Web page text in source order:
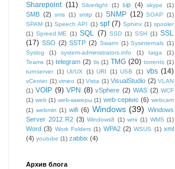
Sharepoint (11) Silverlight (1) sip (4) skype (1)
SMB (2) sms (1) smtp (1) SNMP (12) SOAP
(1)
SPAM (1) Speech API (1) spf (7) Sphinx (1) spooler
(1) Spreed.ME (1) SQL (7) SSD (1) SSH (1) SSL
(17) SSO (2) SSTP (2) Swarm (1) Sysinternals (1)
Syslog
(1) system-administrators.info (1) taiga
(1)
Teams (1) telegram (2) tls (1) TMG (20) torrents (1)
turnserver (1) UI/UX (1) URI (1) USB (1) vbs (14)
vCenter (1) vimeo (1) Vista (1) VisualStudio (2) VLAN
(1) VOIP (9) VPN (8) vSphere (2) WAS (2) WCF
(1) web (1) web-камеры (1) web-сервис (6) webcam
(1) webmin (1) wifi (6) Windows (39) Windows
Server 2012 R2 (3) Windows8 (1) wmi (1) WMS (1)
Word (3) Work Folders (1) WPA2 (2) WSUS (1) xml
(4) youtube (1) zabbix (4)
Архив блога